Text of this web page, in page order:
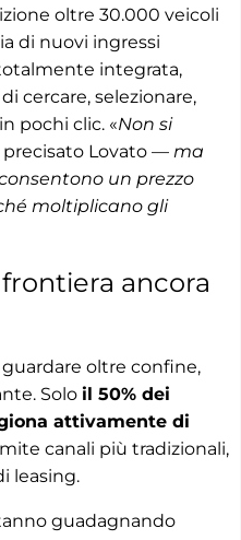
oltre 30.000 veicoli
di nuovi ingressi
integrata,
cercare, selezionare,
pochi clic. «Non si
Lovato — ma
un prezzo
moltiplicano gli
ancora
guardare oltre confine,
Solo il 50% dei
attivamente di
canali più tradizionali,
leasing.
guadagnando